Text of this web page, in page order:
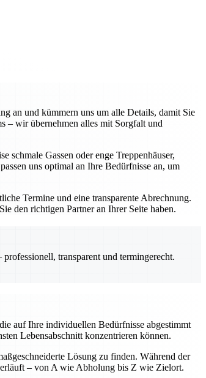
an und kümmern uns um alle Details, damit Sie
– wir übernehmen alles mit Sorgfalt und
Gassen oder enge Treppenhäuser,
uns optimal an Ihre Bedürfnisse an, um
Termine und eine transparente Abrechnung.
den richtigen Partner an Ihrer Seite haben.
transparent und termingerecht.
auf Ihre individuellen Bedürfnisse abgestimmt
Lebensabschnitt konzentrieren können.
Lösung zu finden. Während der
– von A wie Abholung bis Z wie Zielort.